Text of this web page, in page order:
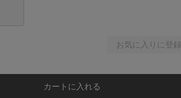
お気に入りに登録
カートに入れる